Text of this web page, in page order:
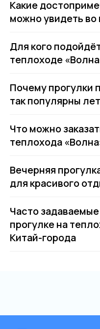
Какие
можно увидеть во
Для кого
теплоходе
Почему прогулки
так популярны
Что можно
теплохода
Вечерняя
для красивого
Часто
прогулке на
Китай-города